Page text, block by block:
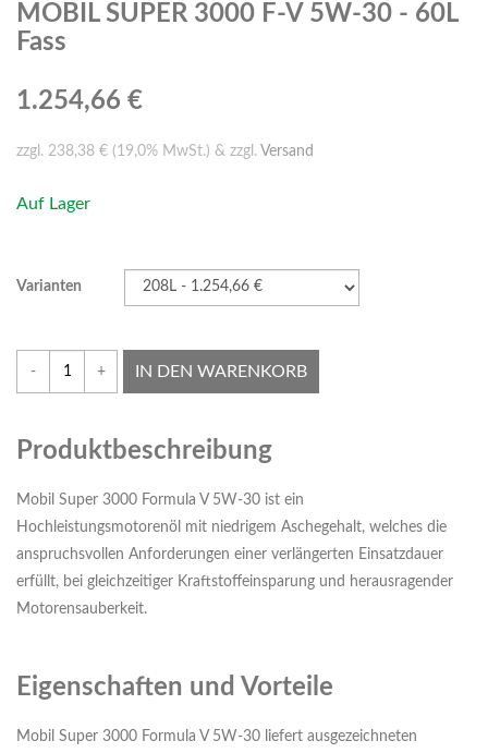
MOBIL SUPER 3000 F-V 5W-30 - 60L
Fass
1.254,66 €
zzgl. 238,38 € (19,0% MwSt.) & zzgl. Versand
Auf Lager
Varianten
- + IN DEN WARENKORB
Produktbeschreibung
Mobil Super 3000 Formula V 5W-30 ist ein
Hochleistungsmotorenöl mit niedrigem Aschegehalt, welches die
anspruchsvollen Anforderungen einer verlängerten Einsatzdauer
erfüllt, bei gleichzeitiger Kraftstoffeinsparung und herausragender
Motorensauberkeit.
Eigenschaften und Vorteile
Mobil Super 3000 Formula V 5W-30 liefert ausgezeichneten